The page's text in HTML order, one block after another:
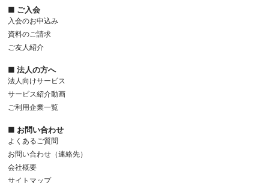
■ ご入会
入会のお申込み
資料のご請求
ご友人紹介
■ 法人の方へ
法人向けサービス
サービス紹介動画
ご利用企業一覧
■ お問い合わせ
よくあるご質問
お問い合わせ（連絡先）
会社概要
サイトマップ